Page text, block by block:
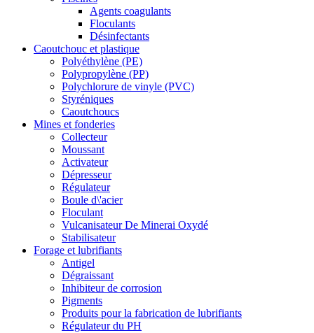
Agents coagulants
Floculants
Désinfectants
Caoutchouc et plastique
Polyéthylène (PE)
Polypropylène (PP)
Polychlorure de vinyle (PVC)
Styréniques
Caoutchoucs
Mines et fonderies
Collecteur
Moussant
Activateur
Dépresseur
Régulateur
Boule d\'acier
Floculant
Vulcanisateur De Minerai Oxydé
Stabilisateur
Forage et lubrifiants
Antigel
Dégraissant
Inhibiteur de corrosion
Pigments
Produits pour la fabrication de lubrifiants
Régulateur du PH